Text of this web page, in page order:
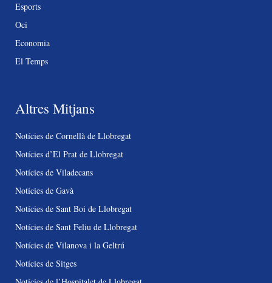
Esports
Oci
Economia
El Temps
Altres Mitjans
Notícies de Cornellà de Llobregat
Notícies d’El Prat de Llobregat
Notícies de Viladecans
Notícies de Gavà
Notícies de Sant Boi de Llobregat
Notícies de Sant Feliu de Llobregat
Notícies de Vilanova i la Geltrú
Notícies de Sitges